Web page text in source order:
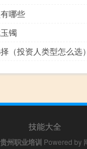
哪些
镯
（投资人类型怎么选）
技能大全
贵州职业培训 Powered by